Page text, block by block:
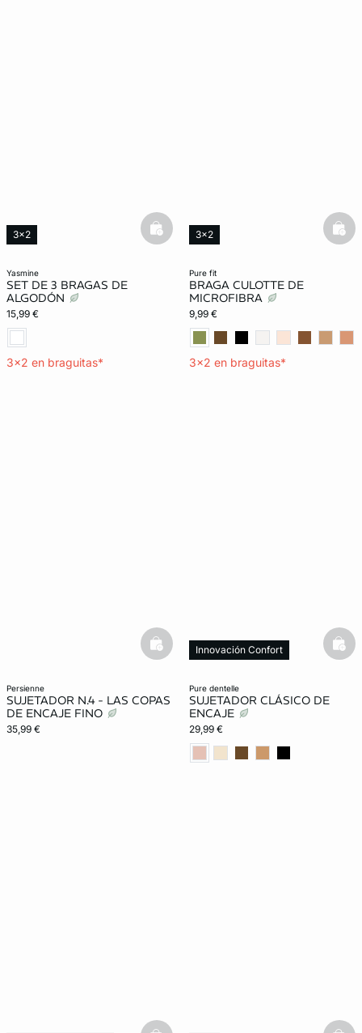
yasmine
SET DE 3 BRAGAS DE
ALGODÓN
15,99 €
3x2 en braguitas*
3x2 basketfull
pure fit
BRAGA CULOTTE DE
MICROFIBRA
9,99 €
3x2 en braguitas*
3x2
Lencería invisible
persienne
SUJETADOR N.4 - LAS COPAS
DE ENCAJE FINO
35,99 €
basketfull
pure dentelle
SUJETADOR CLÁSICO DE
ENCAJE
29,99 €
Innovación Confort